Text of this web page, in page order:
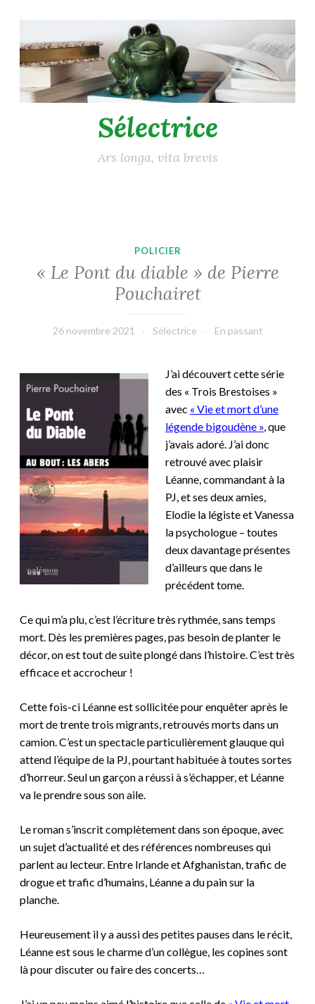
au
contenu
principal
Sélectrice
Ars longa, vita brevis
POLICIER
« Le Pont du diable » de Pierre
Pouchairet
26 novembre 2021 Sélectrice En passant
J’ai découvert cette série
des « Trois Brestoises »
avec « Vie et mort d’une
légende bigoudène », que
j’avais adoré. J’ai donc
retrouvé avec plaisir
Léanne, commandant à la
PJ, et ses deux amies,
Elodie la légiste et Vanessa
la psychologue – toutes
deux davantage présentes
d’ailleurs que dans le
précédent tome.
Ce qui m’a plu, c’est l’écriture très rythmée, sans temps
mort. Dès les premières pages, pas besoin de planter le
décor, on est tout de suite plongé dans l’histoire. C’est très
efficace et accrocheur !
Cette fois-ci Léanne est sollicitée pour enquêter après le
mort de trente trois migrants, retrouvés morts dans un
camion. C’est un spectacle particulièrement glauque qui
attend l’équipe de la PJ, pourtant habituée à toutes sortes
d’horreur.Seul un garçon a réussi à s’échapper, et Léanne
va le prendre sous son aile.
Le roman s’inscrit complètement dans son époque, avec
un sujet d’actualité et des références nombreuses qui
parlent au lecteur. Entre Irlande et Afghanistan, trafic de
drogue et trafic d’humains, Léanne a du pain sur la
planche.
Heureusement il y a aussi des petites pauses dans le récit,
Léanne est sous le charme d’un collègue, les copines sont
là pour discuter ou faire des concerts…